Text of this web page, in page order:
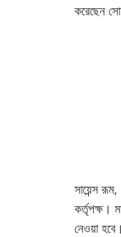
করেছেন
সায়েন্স
কর্তৃপক্ষ।
নেওয়া